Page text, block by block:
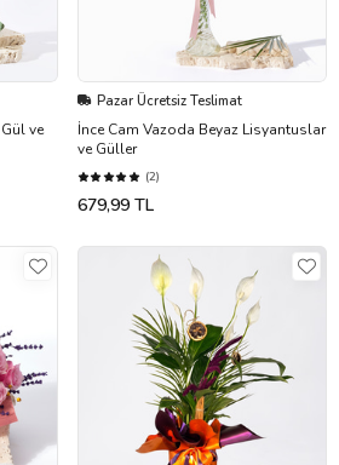
ve
Pazar Ücretsiz Teslimat
İnce Cam Vazoda Beyaz Lisyantuslar
ve Güller
(2)
679,99 TL